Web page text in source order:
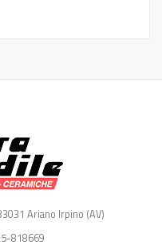
Ariano Irpino (AV)
818669